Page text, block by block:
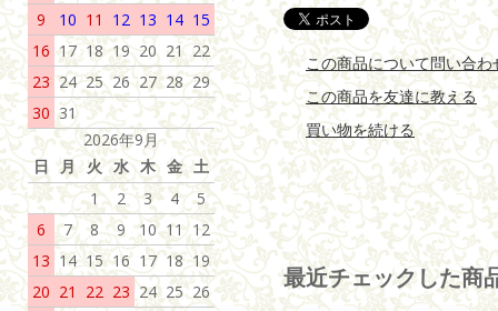
この商品について問い合わ
この商品を友達に教える
買い物を続ける
最近チェックした商
9
10 11 12 13 14 15
16 17 18 19 20 21 22
23 24 25 26 27 28 29
30 31
2026年9月
日 月 火 水 木 金 土
1
2 3 4
5
6
7 8 9 10 11 12
13 14 15 16 17 18 19
20 21 22 23 24 25 26